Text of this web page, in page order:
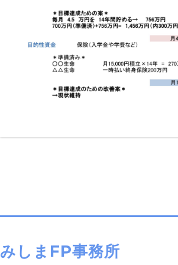
みしまFP事務所